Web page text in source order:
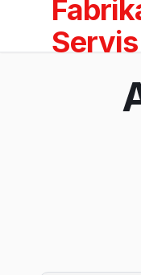
Ataşehir'da
Servis